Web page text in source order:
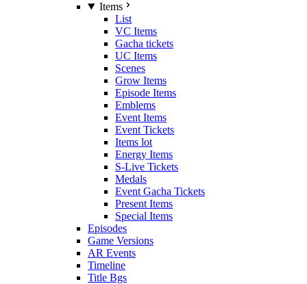
Items
List
VC Items
Gacha tickets
UC Items
Scenes
Grow Items
Episode Items
Emblems
Event Items
Event Tickets
Items lot
Energy Items
S-Live Tickets
Medals
Event Gacha Tickets
Present Items
Special Items
Episodes
Game Versions
AR Events
Timeline
Title Bgs